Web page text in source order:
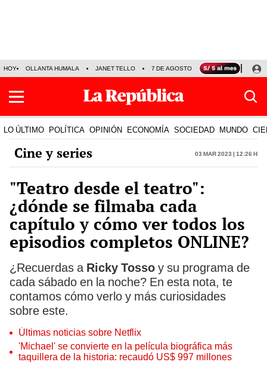
HOY OLLANTA HUMALA JANET TELLO 7 DE AGOSTO TINKA RESULTADOS
LO ÚLTIMO POLÍTICA OPINIÓN ECONOMÍA SOCIEDAD MUNDO
Cine y series 03 Mar 2023 | 12:26 h
"Teatro desde el teatro":
¿dónde se filmaba cada
capítulo y cómo ver todos los
episodios completos ONLINE?
¿Recuerdas a Ricky Tosso y su programa de
cada sábado en la noche? En esta nota, te
contamos cómo verlo y más curiosidades
sobre este.
Últimas noticias sobre Netflix
'Michael' se convierte en la película biográfica más
taquillera de la historia: recaudó US$ 997 millones